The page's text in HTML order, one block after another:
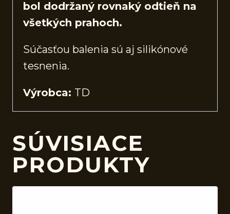
bol dodržaný rovnaký odtieň na
všetkých prahoch.
Súčasťou balenia sú aj silikónové
tesnenia.
Výrobca: TD
SÚVISIACE
PRODUKTY